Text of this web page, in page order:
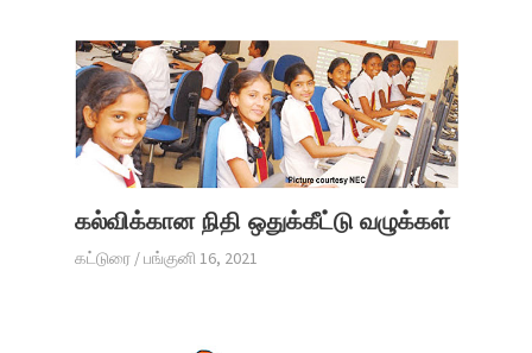
கல்விக்கான நிதி ஒதுக்கீட்டு வழுக்கள்
கட்டுரை/பங்குனி 16, 2021